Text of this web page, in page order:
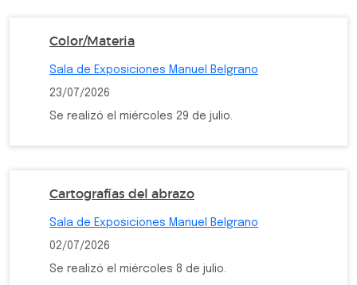
Color/Materia
Sala de Exposiciones Manuel Belgrano
23/07/2026
Se realizó el miércoles 29 de julio.
Cartografías del abrazo
Sala de Exposiciones Manuel Belgrano
02/07/2026
Se realizó el miércoles 8 de julio.